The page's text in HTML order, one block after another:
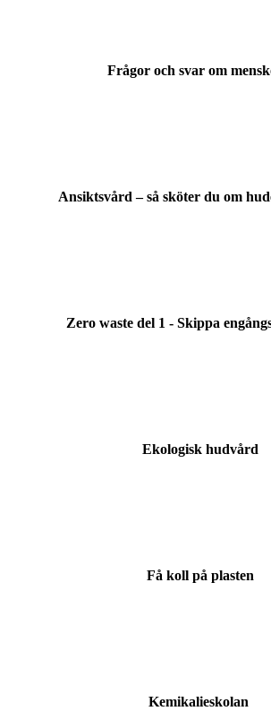
Frågor och svar om
Ansiktsvård – så sköter du om
Zero waste del 1 - Skippa
Ekologisk hudvård
Få koll på plasten
Kemikalieskolan